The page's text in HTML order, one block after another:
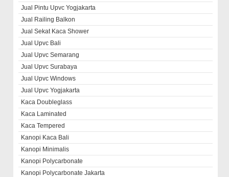
Jual Pintu Upvc Yogjakarta
Jual Railing Balkon
Jual Sekat Kaca Shower
Jual Upvc Bali
Jual Upvc Semarang
Jual Upvc Surabaya
Jual Upvc Windows
Jual Upvc Yogjakarta
Kaca Doubleglass
Kaca Laminated
Kaca Tempered
Kanopi Kaca Bali
Kanopi Minimalis
Kanopi Polycarbonate
Kanopi Polycarbonate Jakarta